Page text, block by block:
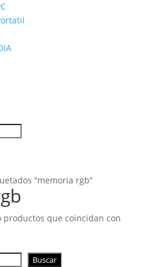
“memoria rgb”
productos que coincidan con
Buscar